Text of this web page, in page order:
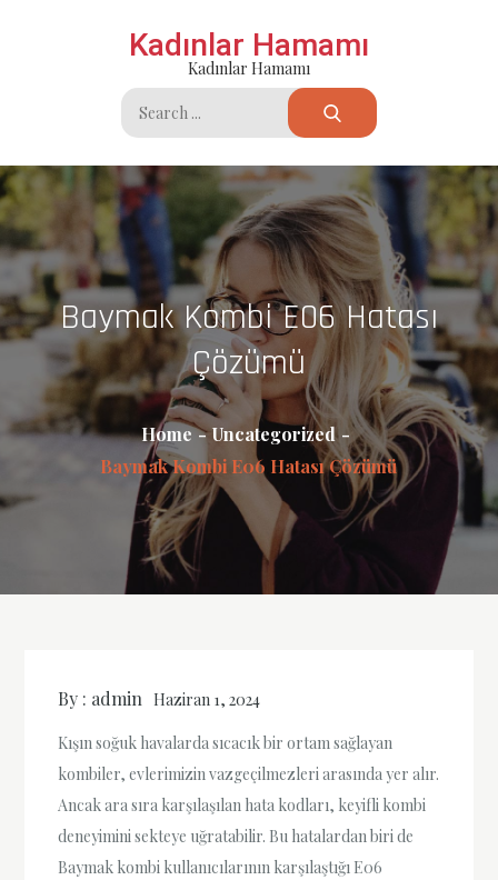
Kadınlar Hamamı
Kadınlar Hamamı
Search
for:
Baymak Kombi E06 Hatası
Çözümü
Home
Uncategorized
Baymak Kombi E06 Hatası Çözümü
By : admin Haziran 1, 2024
Kışın soğuk havalarda sıcacık bir ortam sağlayan
kombiler, evlerimizin vazgeçilmezleri arasında yer alır.
Ancak ara sıra karşılaşılan hata kodları, keyifli kombi
deneyimini sekteye uğratabilir. Bu hatalardan biri de
Baymak kombi kullanıcılarının karşılaştığı E06